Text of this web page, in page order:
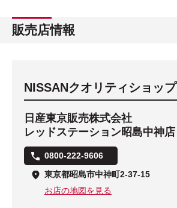
販売店情報
NISSANクオリティショップ
日産東京販売株式会社
レッドステーション昭島中神店
0800-222-9606
東京都昭島市中神町2-37-15
お店の地図を見る